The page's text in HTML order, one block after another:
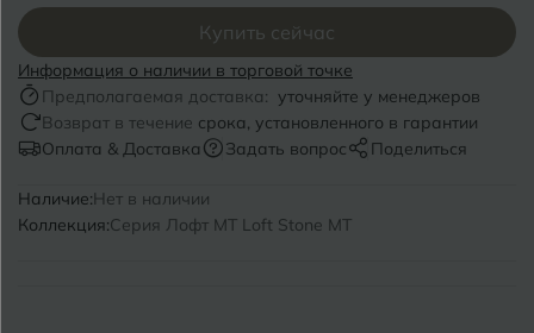
Купить сейчас
Информация о наличии в торговой точке
Предполагаемая доставка: уточняйте у менеджеров
Возврат в течение срока, установленного в гарантии
Оплата & Доставка
Задать вопрос Поделиться
Наличие:Нет в наличии
Коллекция:Серия Лофт MT Loft Stone MT
Г Геленджик
Грозный
Д Дмитровград
Сочи
Ставрополь
Сыктывкар
Т Таганрог